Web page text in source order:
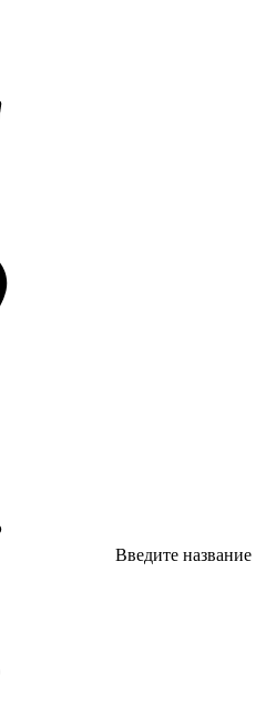
Введите название